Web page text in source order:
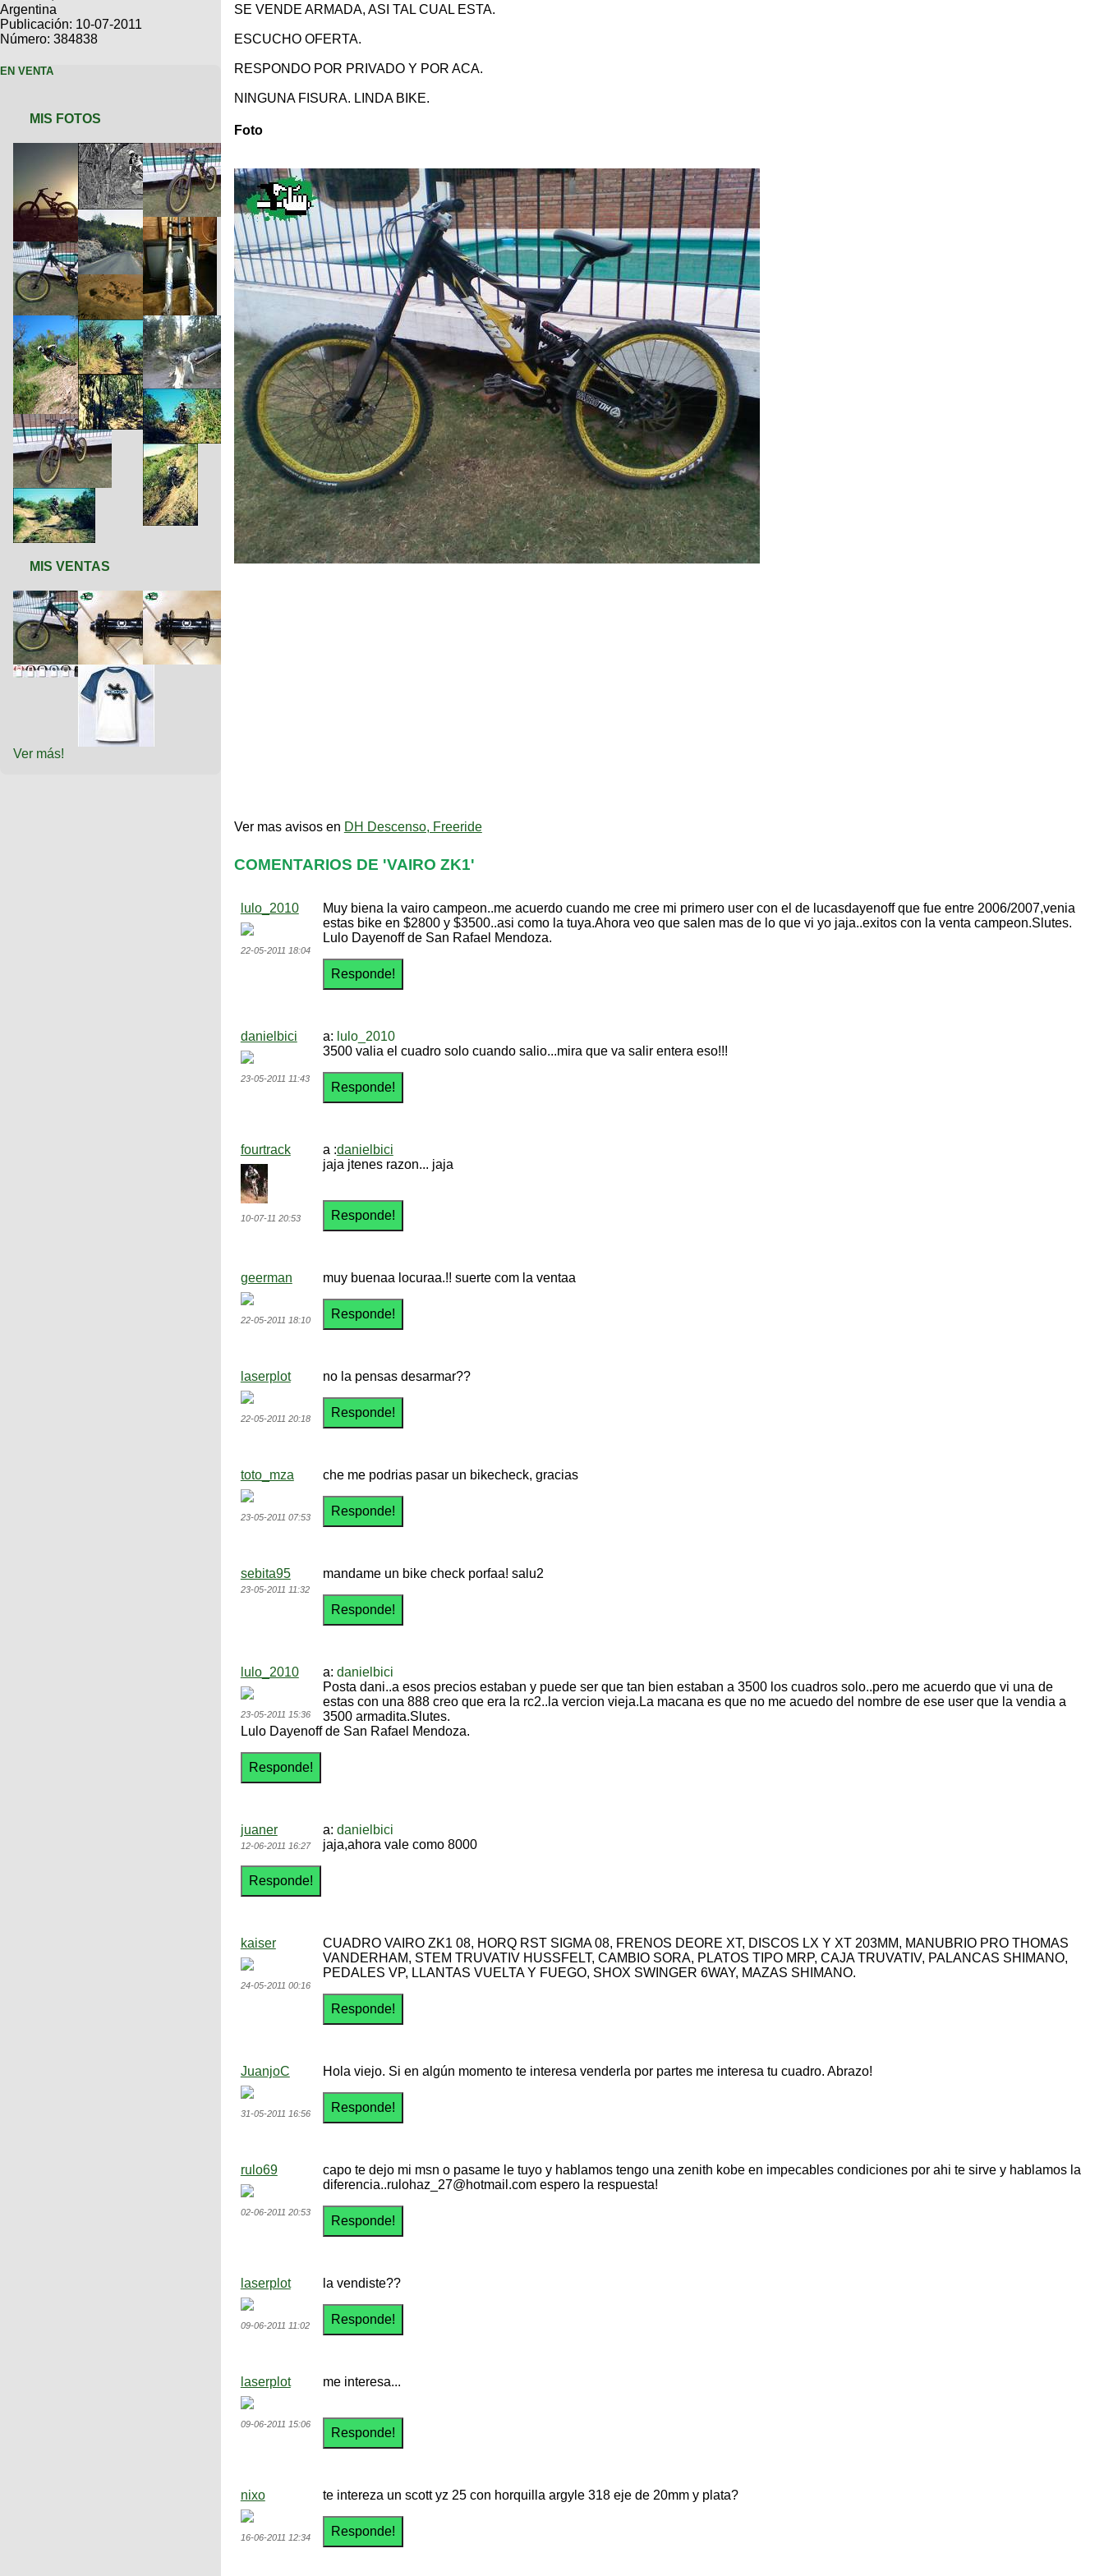
BMX
Ruta,
De
Retro
Ranking
del
DÃA
Fotos
mas
votadas
Categorias
COMPRO
Compras
Ventas
TÃ©cnica
Salidas
Operadores
cicloturismo
de
viajes
viajes
Usuarios
Mis
Amigos
Argentina
Publicación: 10-07-2011
Número: 384838
EN VENTA
MIS FOTOS
MIS VENTAS
Ver más!
SE VENDE ARMADA, ASI TAL CUAL ESTA.
ESCUCHO OFERTA.
RESPONDO POR PRIVADO Y POR ACA.
NINGUNA FISURA. LINDA BIKE.
Foto
Ver mas avisos en DH Descenso, Freeride
COMENTARIOS DE 'VAIRO ZK1'
lulo_2010
22-05-2011 18:04
Muy biena la vairo campeon..me acuerdo cuando me cree mi primero user con el de lucasdayenoff que fue entre 2006/2007,venia
estas bike en $2800 y $3500..asi como la tuya.Ahora veo que salen mas de lo que vi yo jaja..exitos con la venta campeon.Slutes.
Lulo Dayenoff de San Rafael Mendoza.
danielbici
23-05-2011 11:43
a: lulo_2010
3500 valia el cuadro solo cuando salio...mira que va salir entera eso!!!
fourtrack
10-07-11 20:53
a :danielbici
jaja jtenes razon... jaja
geerman
22-05-2011 18:10
muy buenaa locuraa.!! suerte com la ventaa
laserplot
22-05-2011 20:18
no la pensas desarmar??
toto_mza
23-05-2011 07:53
che me podrias pasar un bikecheck, gracias
sebita95
23-05-2011 11:32
mandame un bike check porfaa! salu2
lulo_2010
23-05-2011 15:36
a: danielbici
Posta dani..a esos precios estaban y puede ser que tan bien estaban a 3500 los cuadros solo..pero me acuerdo que vi una de
estas con una 888 creo que era la rc2..la vercion vieja.La macana es que no me acuedo del nombre de ese user que la vendia a
3500 armadita.Slutes.
Lulo Dayenoff de San Rafael Mendoza.
juaner
12-06-2011 16:27
a: danielbici
jaja,ahora vale como 8000
kaiser
24-05-2011 00:16
CUADRO VAIRO ZK1 08, HORQ RST SIGMA 08, FRENOS DEORE XT, DISCOS LX Y XT 203MM, MANUBRIO PRO THOMAS
VANDERHAM, STEM TRUVATIV HUSSFELT, CAMBIO SORA, PLATOS TIPO MRP, CAJA TRUVATIV, PALANCAS SHIMANO,
PEDALES VP, LLANTAS VUELTA Y FUEGO, SHOX SWINGER 6WAY, MAZAS SHIMANO.
JuanjoC
31-05-2011 16:56
Hola viejo. Si en algún momento te interesa venderla por partes me interesa tu cuadro. Abrazo!
rulo69
02-06-2011 20:53
capo te dejo mi msn o pasame le tuyo y hablamos tengo una zenith kobe en impecables condiciones por ahi te sirve y hablamos la
diferencia..rulohaz_27@hotmail.com espero la respuesta!
laserplot
09-06-2011 11:02
la vendiste??
laserplot
09-06-2011 15:06
me interesa...
nixo
16-06-2011 12:34
te intereza un scott yz 25 con horquilla argyle 318 eje de 20mm y plata?